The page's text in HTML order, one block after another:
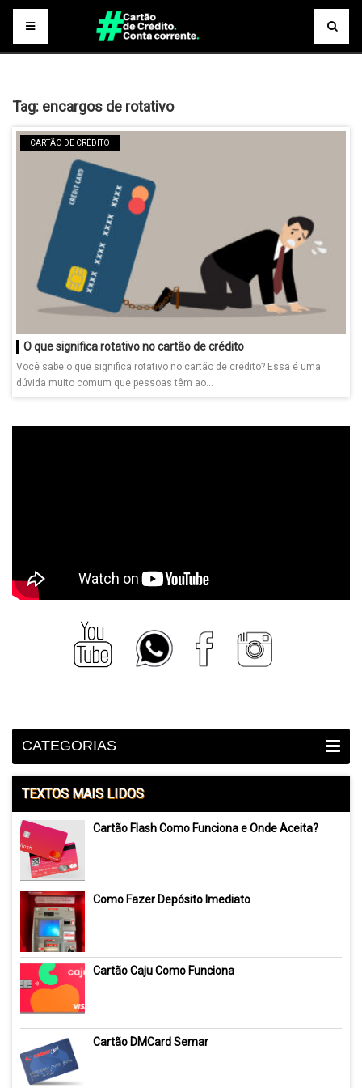
Tag: encargos de rotativo
CARTÃO DE CRÉDITO
O que significa rotativo no cartão de crédito
Você sabe o que significa rotativo no cartão de crédito? Essa é uma
dúvida muito comum que pessoas têm ao...
CATEGORIAS
TEXTOS MAIS LIDOS
Cartão Flash Como Funciona e Onde Aceita?
Como Fazer Depósito Imediato
Cartão Caju Como Funciona
Cartão DMCard Semar